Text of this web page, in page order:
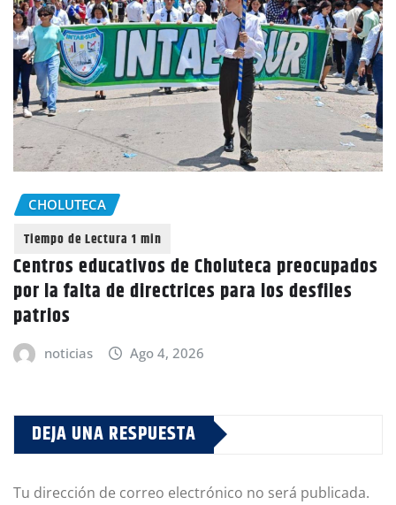
CHOLUTECA
Centros educativos de Choluteca preocupados
por la falta de directrices para los desfiles
patrios
noticias Ago 4, 2026
DEJA UNA RESPUESTA
Tu dirección de correo electrónico no será publicada.